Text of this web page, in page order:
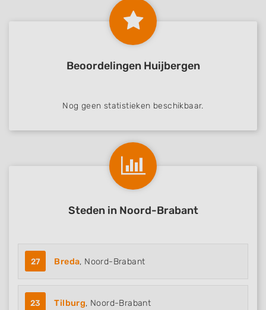
Beoordelingen Huijbergen
Nog geen statistieken beschikbaar.
Steden in Noord-Brabant
27 Breda, Noord-Brabant
23 Tilburg, Noord-Brabant